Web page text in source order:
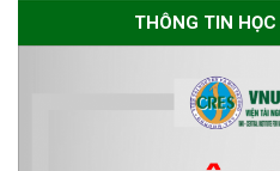
THÔNG TIN